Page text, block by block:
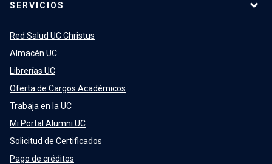
SERVICIOS
Red Salud UC Christus
Almacén UC
Librerías UC
Oferta de Cargos Académicos
Trabaja en la UC
Mi Portal Alumni UC
Solicitud de Certificados
Pago de créditos